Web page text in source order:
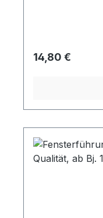
Regulärer Preis:
14,80 €